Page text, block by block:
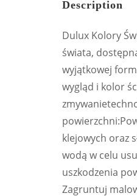
Description
Dulux Kolory
świata,
wyjątkowej
wygląd i kolor
klejowych oraz
wodą w celu
uszkodzenia
Zagruntuj